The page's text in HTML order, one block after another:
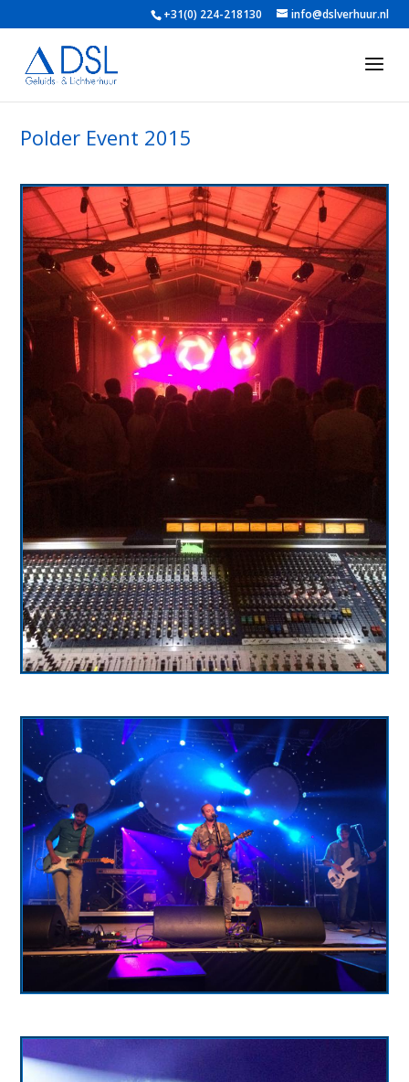
+31(0) 224-218130 info@dslverhuur.nl
Polder Event 2015